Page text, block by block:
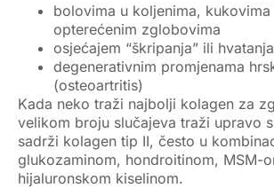
bolovima u koljenima,
opterećenim zglobovima
osjećajem “škripanja” ili
degenerativnim promjenama
(osteoartritis)
Kada neko traži najbolji kolagen za
velikom broju slučajeva traži upravo
sadrži kolagen tip II, često u
glukozaminom, hondroitinom, MSM-
hijaluronskom kiselinom.